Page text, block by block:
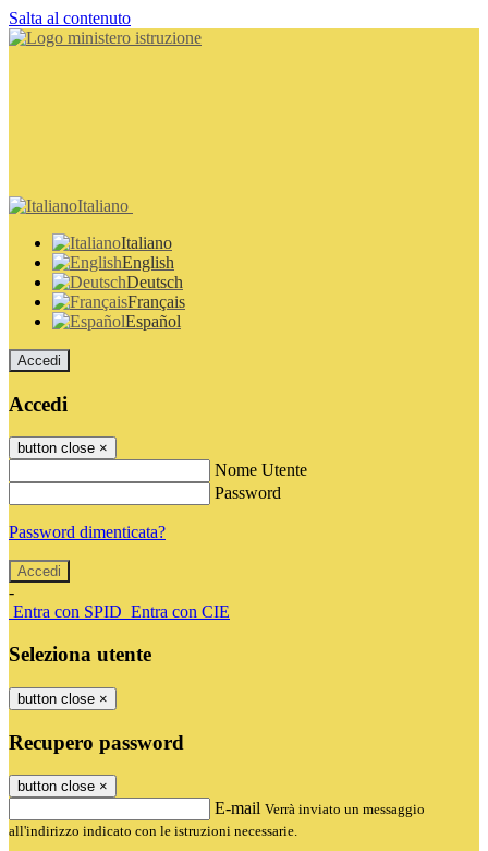
Salta al contenuto
Italiano
Italiano
English
Deutsch
Français
Español
Accedi
Accedi
button close ×
Nome Utente
Password
Password dimenticata?
-
Entra con SPID Entra con CIE
Seleziona utente
button close ×
Recupero password
button close ×
E-mail Verrà inviato un messaggio
all'indirizzo indicato con le istruzioni necessarie.